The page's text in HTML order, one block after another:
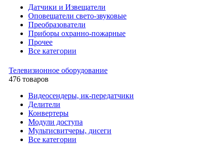
Датчики и Извещатели
Оповещатели свето-звуковые
Преобразователи
Приборы охранно-пожарные
Прочее
Все категории
Телевизионное оборудование
476 товаров
Видеосендеры, ик-передатчики
Делители
Конвертеры
Модули доступа
Мультисвитчеры, дисеги
Все категории